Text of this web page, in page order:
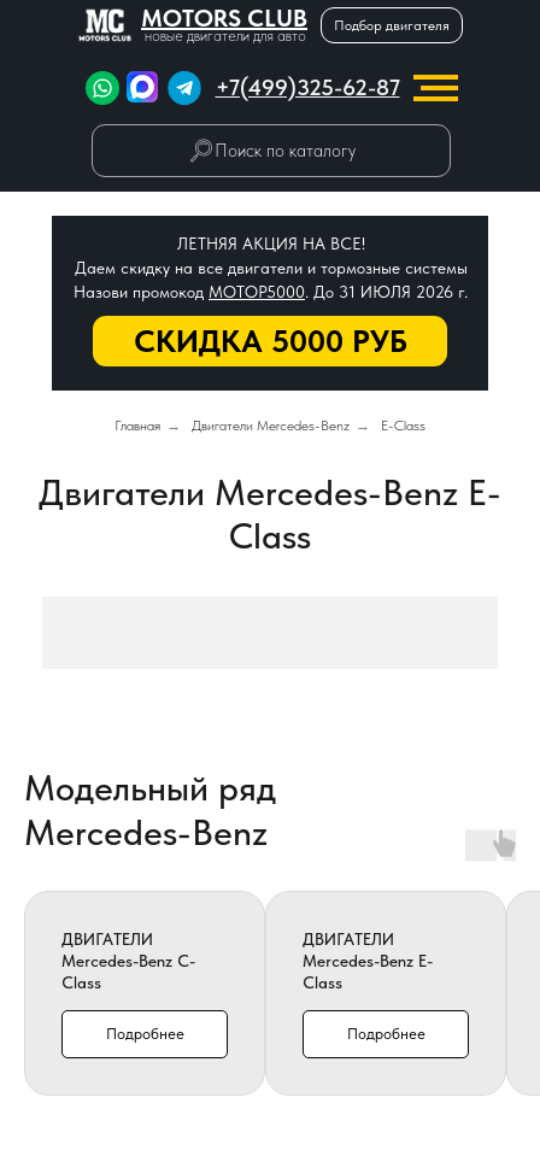
MOTORS CLUB
новые двигатели для авто
Подбор двигателя
+7(499)325-62-87
Поиск по каталогу
СКИДКА 5000 РУБ
ЛЕТНЯЯ АКЦИЯ НА ВСЕ!
Даем скидку на все двигатели и тормозные системы
Назови промокод МОТОР5000. До 31 ИЮЛЯ 2026 г.
Главная → Двигатели Mercedes-Benz → E-Class
Двигатели Mercedes-Benz E-
Class
Модельный ряд
Mercedes-Benz
ДВИГАТЕЛИ
Mercedes-Benz C-
Class
Подробнее
ДВИГАТЕЛИ
Mercedes-Benz E-
Class
Подробнее